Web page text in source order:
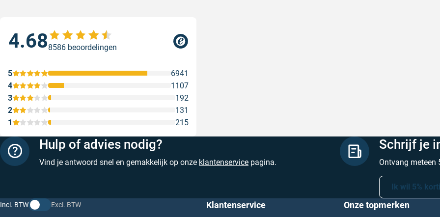
4.688586 beoordelingen
1 215
2 131
3 192
4 1107
5 6941
Hulp of advies nodig?
Vind je antwoord snel en gemakkelijk op onze klantenservice pagina.
Schrijf je
Ontvang meteen
Ik wil 5%
Incl. BTW Excl. BTW Klantenservice Onze topmerken